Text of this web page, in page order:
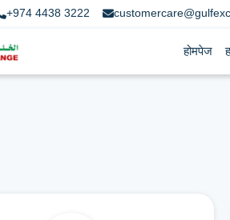
+974 4438 3222
होमपेज